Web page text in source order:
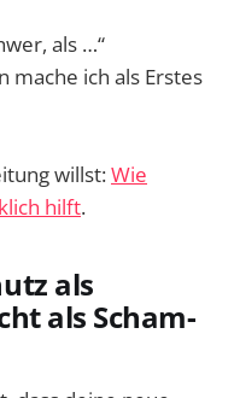
als …“
mache ich als Erstes
willst:Wie
hilft.
als
als Scham-